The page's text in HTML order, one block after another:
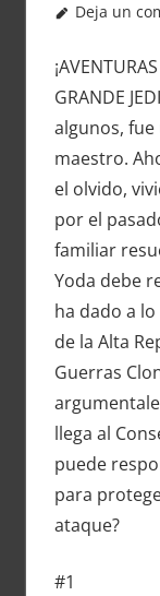
Deja un
GRANDE
algunos,
maestro.
el olvido,
por el
familiar
Yoda debe
ha dado a
de la Alta
Guerras
llega al
puede
para
ataque?
#1